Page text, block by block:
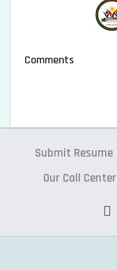
Comments
Submit Resume
Our Call Center